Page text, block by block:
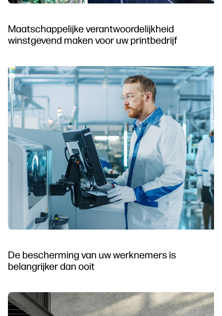
Maatschappelijke verantwoordelijkheid
winstgevend maken voor uw printbedrijf
De bescherming van uw werknemers is
belangrijker dan ooit